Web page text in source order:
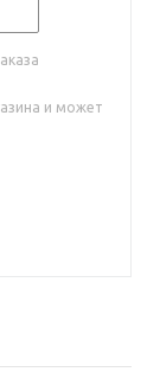
и может